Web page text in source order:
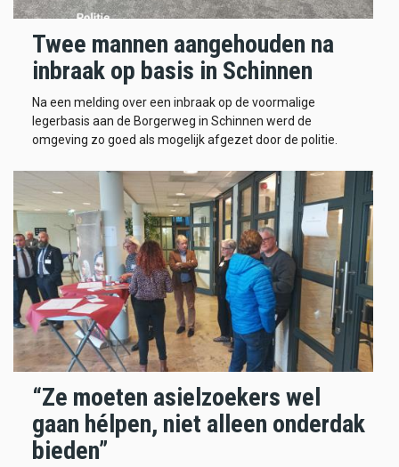
Twee mannen aangehouden na
inbraak op basis in Schinnen
Na een melding over een inbraak op de voormalige
legerbasis aan de Borgerweg in Schinnen werd de
omgeving zo goed als mogelijk afgezet door de politie.
“Ze moeten asielzoekers wel
gaan hélpen, niet alleen onderdak
bieden”